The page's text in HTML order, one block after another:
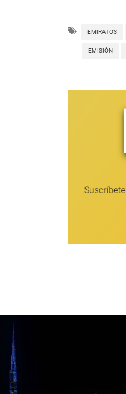
EMIRATOS
EMISIÓN